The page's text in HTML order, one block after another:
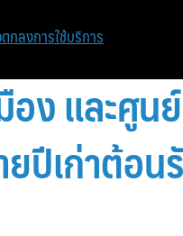
ท่องเที่ยว
อง และศู
ปีเก่าต้อน
กลงการใช้บริการ